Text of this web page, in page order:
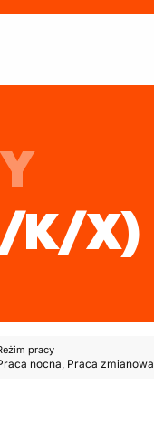
K/X)
pracy
nocna, Praca zmianowa